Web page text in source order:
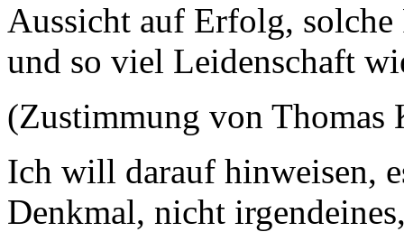
Aussicht auf Erfolg,
und so viel Leidenschaft
(Zustimmung von Thomas
Ich will darauf hinweisen,
Denkmal, nicht